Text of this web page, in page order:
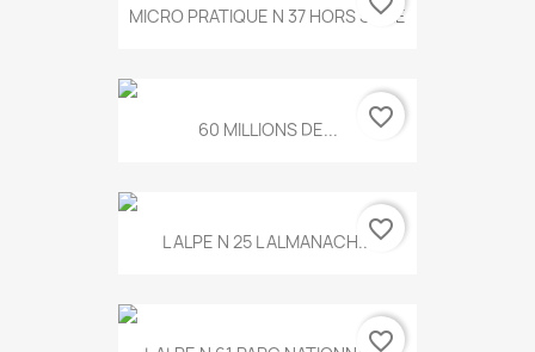
MICRO PRATIQUE N 37 HORS SERIE
60 MILLIONS DE... favorite_border
L ALPE N 25 L ALMANACH...favorite_border
favorite_border